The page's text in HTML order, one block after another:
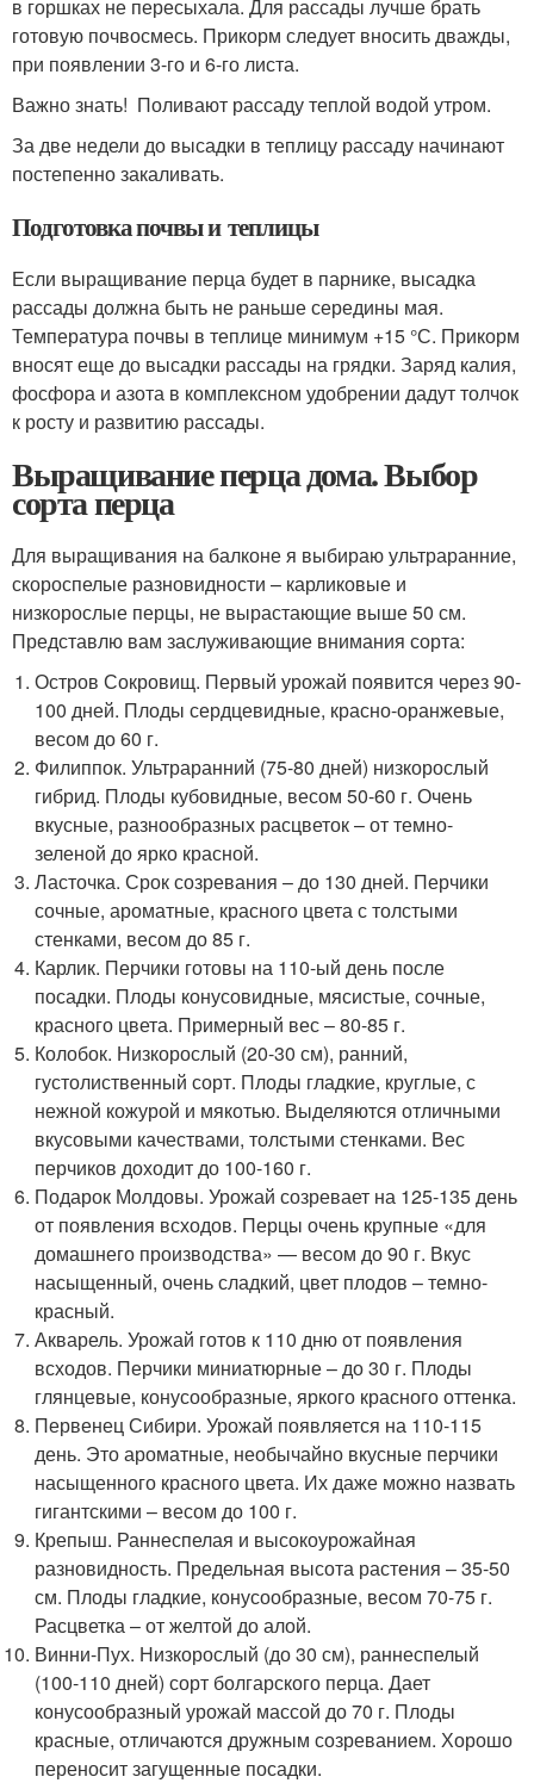
в горшках не пересыхала. Для рассады лучше брать
готовую почвосмесь. Прикорм следует вносить дважды,
при появлении 3-го и 6-го листа.
Важно знать! Поливают рассаду теплой водой утром.
За две недели до высадки в теплицу рассаду начинают
постепенно закаливать.
Подготовка почвы и теплицы
Если выращивание перца будет в парнике, высадка
рассады должна быть не раньше середины мая.
Температура почвы в теплице минимум +15 °С. Прикорм
вносят еще до высадки рассады на грядки. Заряд калия,
фосфора и азота в комплексном удобрении дадут толчок
к росту и развитию рассады.
Выращивание перца дома. Выбор
сорта перца
Для выращивания на балконе я выбираю ультраранние,
скороспелые разновидности – карликовые и
низкорослые перцы, не вырастающие выше 50 см.
Представлю вам заслуживающие внимания сорта:
Остров Сокровищ. Первый урожай появится через 90-
100 дней. Плоды сердцевидные, красно-оранжевые,
весом до 60 г.
Филиппок. Ультраранний (75-80 дней) низкорослый
гибрид. Плоды кубовидные, весом 50-60 г. Очень
вкусные, разнообразных расцветок – от темно-
зеленой до ярко красной.
Ласточка. Срок созревания – до 130 дней. Перчики
сочные, ароматные, красного цвета с толстыми
стенками, весом до 85 г.
Карлик. Перчики готовы на 110-ый день после
посадки. Плоды конусовидные, мясистые, сочные,
красного цвета. Примерный вес – 80-85 г.
Колобок. Низкорослый (20-30 см), ранний,
густолиственный сорт. Плоды гладкие, круглые, с
нежной кожурой и мякотью. Выделяются отличными
вкусовыми качествами, толстыми стенками. Вес
перчиков доходит до 100-160 г.
Подарок Молдовы. Урожай созревает на 125-135 день
от появления всходов. Перцы очень крупные «для
домашнего производства» — весом до 90 г. Вкус
насыщенный, очень сладкий, цвет плодов – темно-
красный.
Акварель. Урожай готов к 110 дню от появления
всходов. Перчики миниатюрные – до 30 г. Плоды
глянцевые, конусообразные, яркого красного оттенка.
Первенец Сибири. Урожай появляется на 110-115
день. Это ароматные, необычайно вкусные перчики
насыщенного красного цвета. Их даже можно назвать
гигантскими – весом до 100 г.
Крепыш. Раннеспелая и высокоурожайная
разновидность. Предельная высота растения – 35-50
см. Плоды гладкие, конусообразные, весом 70-75 г.
Расцветка – от желтой до алой.
Винни-Пух. Низкорослый (до 30 см), раннеспелый
(100-110 дней) сорт болгарского перца. Дает
конусообразный урожай массой до 70 г. Плоды
красные, отличаются дружным созреванием. Хорошо
переносит загущенные посадки.